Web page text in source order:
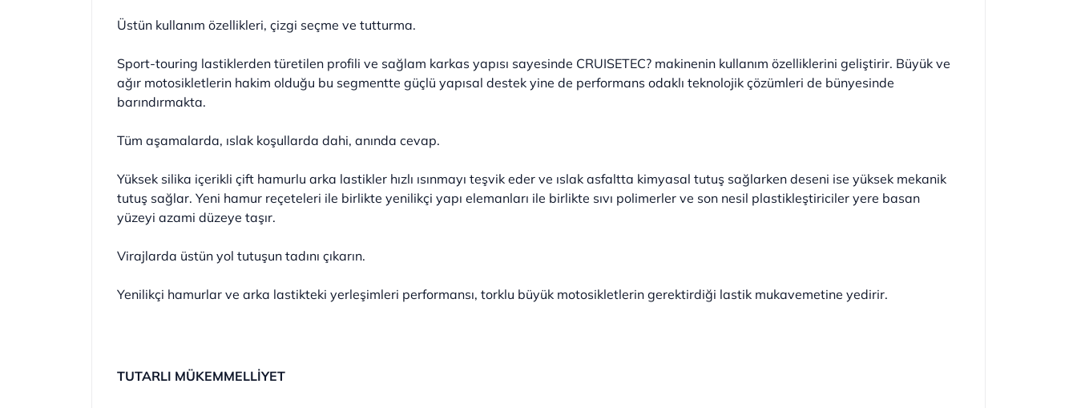
Üstün kullanım özellikleri, çizgi seçme ve tutturma.
Sport-touring lastiklerden türetilen profili ve sağlam karkas yapısı sayesinde CRUISETEC? makinenin kullanım özelliklerini geliştirir. Büyük ve
ağır motosikletlerin hakim olduğu bu segmentte güçlü yapısal destek yine de performans odaklı teknolojik çözümleri de bünyesinde
barındırmakta.
Tüm aşamalarda, ıslak koşullarda dahi, anında cevap.
Yüksek silika içerikli çift hamurlu arka lastikler hızlı ısınmayı teşvik eder ve ıslak asfaltta kimyasal tutuş sağlarken deseni ise yüksek mekanik
tutuş sağlar. Yeni hamur reçeteleri ile birlikte yenilikçi yapı elemanları ile birlikte sıvı polimerler ve son nesil plastikleştiriciler yere basan
yüzeyi azami düzeye taşır.
Virajlarda üstün yol tutuşun tadını çıkarın.
Yenilikçi hamurlar ve arka lastikteki yerleşimleri performansı, torklu büyük motosikletlerin gerektirdiği lastik mukavemetine yedirir.
TUTARLI MÜKEMMELLİYET